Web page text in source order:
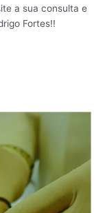
a sua consulta e
Fortes!!